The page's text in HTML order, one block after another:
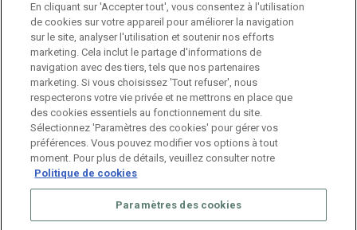
Branch Manager Anderlecht
Anderlecht Temps plein
Job étudiant – HR Consultant
Anderlecht Temporaire
En cliquant sur 'Accepter tout', vous consentez à l'utilisation
de cookies sur votre appareil pour améliorer la navigation
sur le site, analyser l'utilisation et soutenir nos efforts
marketing. Cela inclut le partage d'informations de
navigation avec des tiers, tels que nos partenaires
marketing. Si vous choisissez 'Tout refuser', nous
respecterons votre vie privée et ne mettrons en place que
des cookies essentiels au fonctionnement du site.
Sélectionnez 'Paramètres des cookies' pour gérer vos
préférences. Vous pouvez modifier vos options à tout
moment. Pour plus de détails, veuillez consulter notre
Politique de cookies
Paramètres des cookies